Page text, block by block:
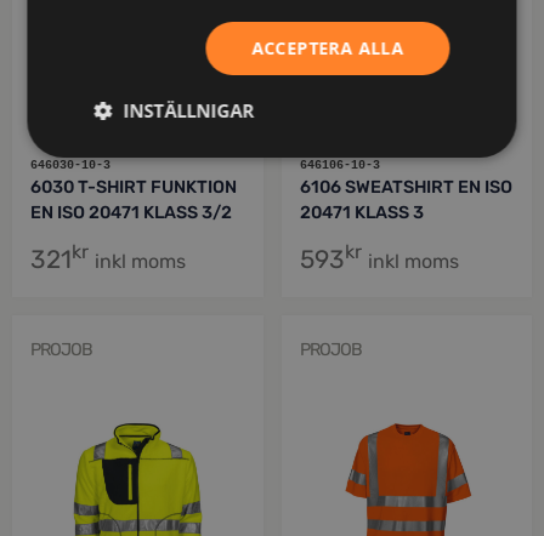
646030-10-3
6030 T-SHIRT FUNKTION
EN ISO 20471 KLASS 3/2
321kr inkl moms
646106-10-3
6106 SWEATSHIRT EN ISO
20471 KLASS 3
593kr inkl moms
PROJOB PROJOB
ACCEPTERA ALLA
INSTÄLLNIGAR